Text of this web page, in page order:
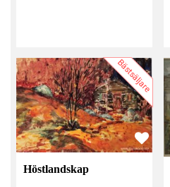
Bästsäljare
Höstlandskap